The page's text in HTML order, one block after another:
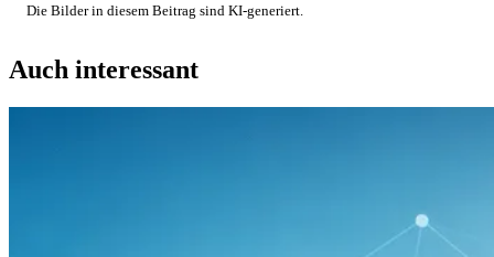
Die Bilder in diesem Beitrag sind KI-generiert.
Auch interessant